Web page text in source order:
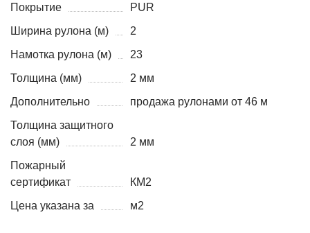
Покрытие
PUR
Ширина рулона (м)
2
Намотка рулона (м)
23
Толщина (мм)
2 мм
Дополнительно
продажа рулонами от 46 м
Толщина защитного
слоя (мм)
2 мм
Пожарный
сертификат
КМ2
Цена указана за
м2